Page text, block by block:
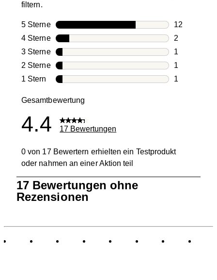
filtern.
5 SterneSterne
12
12
4 SterneSterne
2
2
3 SterneSterne
1
1
2 SterneSterne
1
1
1 Stern Sterne
1
Gesamtbewertung
4.4 17 Bewertungen
0 von 17 Bewertern erhielten ein Testprodukt
oder nahmen an einer Aktion teil
bis
17
Bewertungen.
17 Bewertungen ohne
Rezensionen